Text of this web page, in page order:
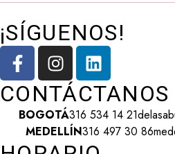
¡SÍGUENOS!
CONTÁCTANOS
BOGOTÁ316 534 14 21
MEDELLÍN316 497 30 86